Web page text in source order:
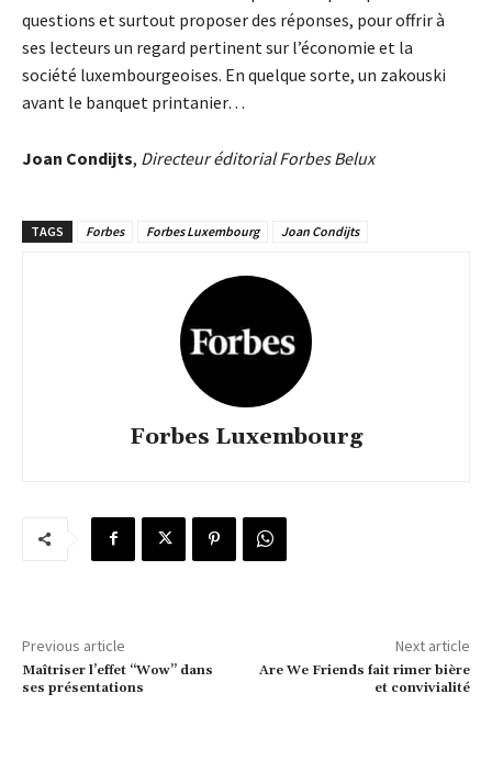
questions et surtout proposer des réponses, pour offrir à
ses lecteurs un regard pertinent sur l’économie et la
société luxembourgeoises. En quelque sorte, un zakouski
avant le banquet printanier…
Joan Condijts, Directeur éditorial Forbes Belux
TAGS Forbes Forbes Luxembourg Joan Condijts
Forbes Luxembourg
Previous article
Maîtriser l’effet “Wow” dans
ses présentations
Next article
Are We Friends fait rimer bière
et convivialité